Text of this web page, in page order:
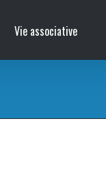
Vie associative